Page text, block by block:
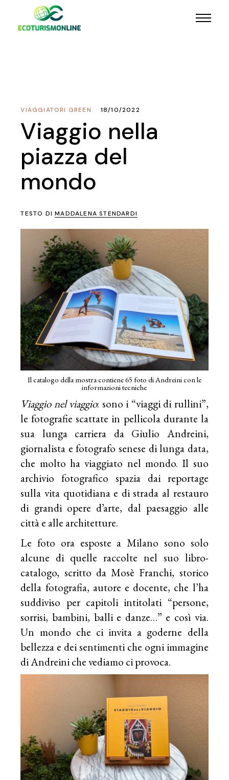
VIAGGIATORI GREEN 18/10/2022
Viaggio nella
piazza del
mondo
TESTO DIMADDALENA STENDARDI
Il catalogo della mostra contiene 65 foto di Andreini con le
informazioni tecniche
Viaggio nel viaggio: sono i “viaggi di rullini”,
le fotografie scattate in pellicola durante la
sua lunga carriera da Giulio Andreini,
giornalista e fotografo senese di lunga data,
che molto ha viaggiato nel mondo. Il suo
archivio fotografico spazia dai reportage
sulla vita quotidiana e di strada al restauro
di grandi opere d’arte, dal paesaggio alle
città e alle architetture.
Le foto ora esposte a Milano sono solo
alcune di quelle raccolte nel suo libro-
catalogo, scritto da Mosè Franchi, storico
della fotografia, autore e docente, che l’ha
suddiviso per capitoli intitolati “persone,
sorrisi, bambini, balli e danze…” e così via.
Un mondo che ci invita a goderne della
bellezza e dei sentimenti che ogni immagine
di Andreini che vediamo ci provoca.